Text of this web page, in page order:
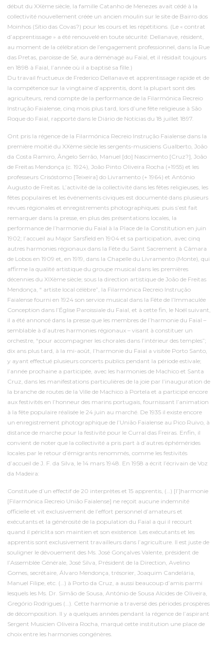
début du XXème siècle, la famille Catanho de Menezes avait cédé à la
collectivité nouvellement créée un ancien moulin sur le site de Bairro dos
Moinhos (Sítio das Covas?) pour les cours et les répétitions. (Le « contrat
d’apprentissage » a été renouvelé en toute sécurité: Dellanave, résident,
au moment de la célébration de l’engagement professionnel, dans la Rue
das Pretas, paroisse de Sé, aura déménagé au Faial, et il résidait toujours
en 1898 à Faial, l’année où il a baptisé sa fille.)
Du travail fructueux de Frederico Dellanave et apprentissage rapide et de
la compétence sur la vingtaine d’apprentis, dont la plupart sont des
agriculteurs, rend compte de la performance de la Filarmónica Recreio
Instrução Faialense, cinq mois plus tard, lors d’une fête religieuse à São
Roque do Faial, rapporté dans le Diário de Notícias du 18 juillet 1897.
Ont pris la régence de la Filarmónica Recreio Instrução Faialense dans la
première moitié du XXème siècle les sergents-musiciens Gualberto, João
da Costa Ramiro, Ângelo Serrão, Manuel [do] Nascimento [Cruz?], João
de Freitas Mendonça (c. 1924), João Pinto Oliveira Rocha (+1955) et les
professeurs Crisóstomo [Teixeira] do Livramento (+ 1964) et António
Augusto de Freitas. L’activité de la collectivité dans les fêtes religieuses, les
fêtes populaires et les événements civiques est documenté dans plusieurs
revues régionales et enregistrements photographiques: puis s’est fait
remarquer dans la presse, en plus des présentations locales, la
performance de l’harmonie du Faial à la Place de la Constitution en juin
1902; l’accueil au Major Sarsfield en 1904 et sa participation, avec cinq
autres harmonies régionaux dans la Fête du Saint Sacrement à Câmara
de Lobos en 1909 et, en 1919, dans la Chapelle du Livramento (Monte), qui
affirme la qualité artistique du groupe musical dans les premières
décennies du XIXème siècle; sous la direction artistique de João de Freitas
Mendonça, “ artiste local célèbre”, la Filarmónica Recreio Instrução
Faialense fourni en 1924 son service musical dans la Fête de l’Immaculée
Conception dans l’Église Paroissiale du Faial, et à cette fin, le Noël suivant,
il a été annoncé dans la presse que les membres de l’harmonie du Faial –
semblable à d’autres harmonies régionaux – visant à constituer un
orchestre, “pour accompagner les chorales dans l’intérieur des temples”;
dix ans plus tard, à la mi-août, l’harmonie du Faial a visitée Porto Santo,
y ayant effectué plusieurs concerts publics pendant la période estivale;
l’année prochaine a participée, avec les harmonies de Machico et Santa
Cruz, dans les manifestations particulières de la joie par l’inauguration de
la branche de routes de la Ville de Machico à Portela et a participé encore
aux festivités en l’honneur des marins portugais, fournissant l’animation
à la fête populaire réalisée le 24 juin au marché. De 1935 il existe encore
un enregistrement photographique de l’União Faialense au Pico Ruivo, à
distance de marche pour la festivité pour le Curral das Freiras. Enfin, il
convient de noter que la collectivité a pris part à d’autres éphémérides
locales par le retour d’émigrants renommés, comme les festivités
d’accueil de J. F. da Silva, le 14 mars 1948. En 1958 a écrit l’écrivain de Voz
da Madeira:
Constituée d’un effectif de 20 interprètes et 15 apprentis, (…) [l’]harmonie
[Filarmónica Recreio União Faialense] ne reçoit aucune indemnité
officielle et vit exclusivement de l’effort personnel d’amateurs et
exécutants et la générosité de la population du Faial a qui il recourt
quand il périclita son maintien et son existence. Les exécutants et les
apprentis sont exclusivement travailleurs dans l’agriculture. Il est juste de
souligner le dévouement des Ms. José Gonçalves Valente, président de
l’Assemblée Générale, José Silva, Président de la Direction, Avelino
Gomes, secrétaire, Álvaro Mendonça, trésorier, Joaquim Candelária,
Manuel Filipe, etc. (…) à Porto da Cruz, a aussi beaucoup d’amis parmi
lesquels les Ms. Dr. Simão de Sousa, António de Sousa Alcides de Oliveira,
Gregório Rodrigues (…). Cette harmonie a traversé des périodes prospères
de décomposition. Il y a quelques années pendant la régence de l’aspirant
Sergent Musicien Oliveira Rocha, marqué cette institution une place de
choix entre les harmonies congénères.